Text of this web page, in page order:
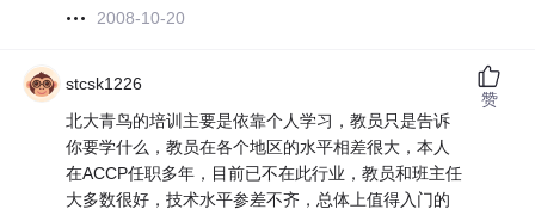
2008-10-20
stcsk1226
北大青鸟的培训主要是依靠个人学习，教员只是告诉
你要学什么，教员在各个地区的水平相差很大，本人
在ACCP任职多年，目前已不在此行业，教员和班主任
大多数很好，技术水平参差不齐，总体上值得入门的
赞